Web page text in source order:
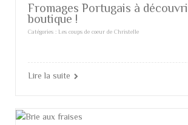
Fromages Portugais à
boutique !
Catégories : Les coups de coeur de Christelle
Lire la suite